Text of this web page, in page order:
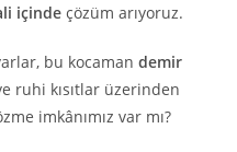
içindeçözüm arıyoruz.
bu kocamandemir
ruhi kısıtlar üzerinden
imkânımız var mı?